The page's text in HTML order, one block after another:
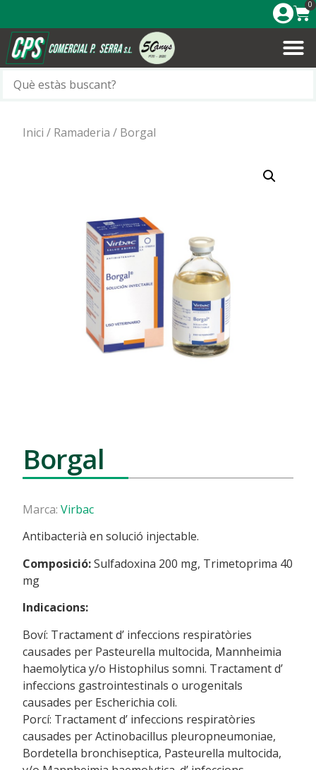
0
Inici / Ramaderia / Borgal
Borgal
Marca: Virbac
Antibacterià en solució injectable.
Composició:Sulfadoxina 200 mg, Trimetoprima 40
mg
Indicacions:
Boví: Tractament d’ infeccions respiratòries
causades per Pasteurella multocida, Mannheimia
haemolytica y/o Histophilus somni. Tractament d’
infeccions gastrointestinals o urogenitals
causades per Escherichia coli.
Porcí: Tractament d’ infeccions respiratòries
causades per Actinobacillus pleuropneumoniae,
Bordetella bronchiseptica, Pasteurella multocida,